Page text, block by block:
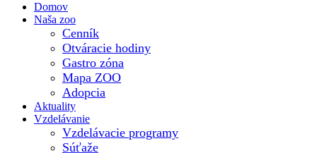
Domov
Naša zoo
Cenník
Otváracie hodiny
Gastro zóna
Mapa ZOO
Adopcia
Aktuality
Vzdelávanie
Vzdelávacie programy
Súťaže